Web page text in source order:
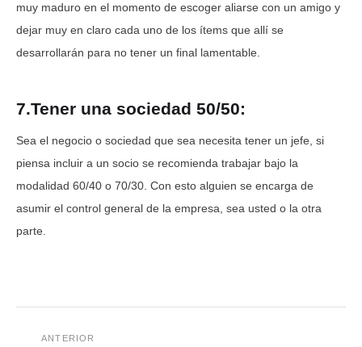
muy maduro en el momento de escoger aliarse con un amigo y
dejar muy en claro cada uno de los ítems que allí se
desarrollarán para no tener un final lamentable.
7.Tener una sociedad 50/50:
Sea el negocio o sociedad que sea necesita tener un jefe, si
piensa incluir a un socio se recomienda trabajar bajo la
modalidad 60/40 o 70/30. Con esto alguien se encarga de
asumir el control general de la empresa, sea usted o la otra
parte.